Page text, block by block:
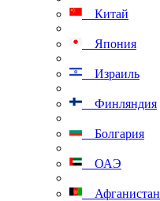
Китай
Япония
Израиль
Финляндия
Болгария
ОАЭ
Афганистан